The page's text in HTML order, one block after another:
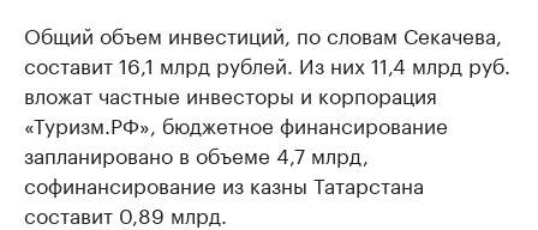
Общий объем инвестиций, по словам Секачева,
составит 16,1 млрд рублей. Из них 11,4 млрд руб.
вложат частные инвесторы и корпорация
«Туризм.РФ», бюджетное финансирование
запланировано в объеме 4,7 млрд,
софинансирование из казны Татарстана
составит 0,89 млрд.